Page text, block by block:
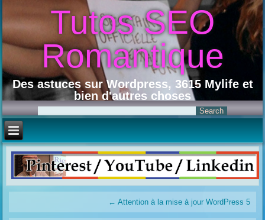
Tutos SEO
Romantique
Des astuces sur Wordpress, 3615 Mylife et
bien d'autres choses
← Attention à la mise à jour WordPress 5